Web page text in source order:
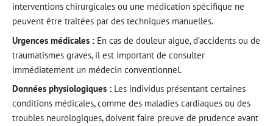
interventions chirurgicales ou une médication spécifique ne
peuvent être traitées par des techniques manuelles.
Urgences médicales : En cas de douleur aiguë, d’accidents ou de
traumatismes graves, il est important de consulter
immédiatement un médecin conventionnel.
Données physiologiques : Les individus présentant certaines
conditions médicales, comme des maladies cardiaques ou des
troubles neurologiques, doivent faire preuve de prudence avant